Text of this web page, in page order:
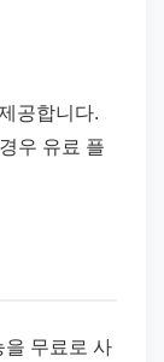
공합니다.
우 유료 플
무료로 사